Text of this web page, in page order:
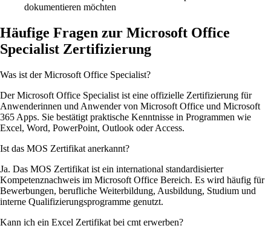
dokumentieren möchten
Häufige Fragen zur Microsoft Office
Specialist Zertifizierung
Was ist der Microsoft Office Specialist?
Der Microsoft Office Specialist ist eine offizielle Zertifizierung für
Anwenderinnen und Anwender von Microsoft Office und Microsoft
365 Apps. Sie bestätigt praktische Kenntnisse in Programmen wie
Excel, Word, PowerPoint, Outlook oder Access.
Ist das MOS Zertifikat anerkannt?
Ja. Das MOS Zertifikat ist ein international standardisierter
Kompetenznachweis im Microsoft Office Bereich. Es wird häufig für
Bewerbungen, berufliche Weiterbildung, Ausbildung, Studium und
interne Qualifizierungsprogramme genutzt.
Kann ich ein Excel Zertifikat bei cmt erwerben?